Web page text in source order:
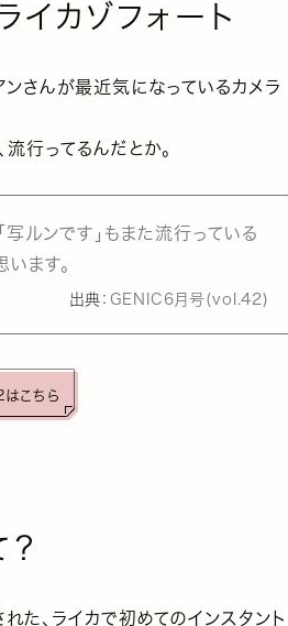
イカゾフォート
さんが最近気になっているカメラ
行ってるんだとか。
写ルンです」もまた流行っている
ます。
出典： GENIC6月号(vol.42)
こちら
た、ライカで初めてのインスタント